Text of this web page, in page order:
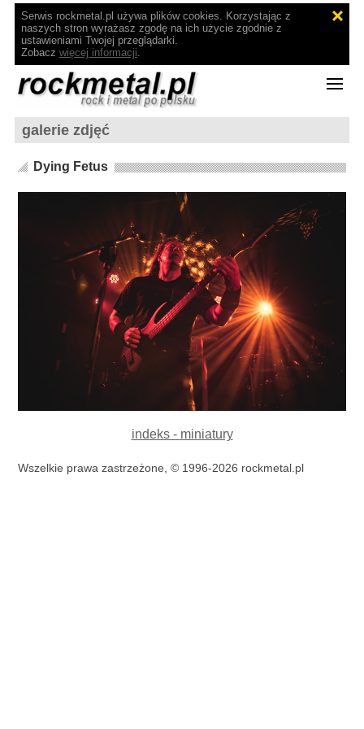
Serwis rockmetal.pl używa plików cookies. Korzystając z
naszych stron wyrażasz zgodę na ich użycie zgodnie z
ustawieniami Twojej przeglądarki.
Zobacz więcej informacji.
galerie zdjęć
Dying Fetus
indeks - miniatury
Wszelkie prawa zastrzeżone, © 1996-2026 rockmetal.pl